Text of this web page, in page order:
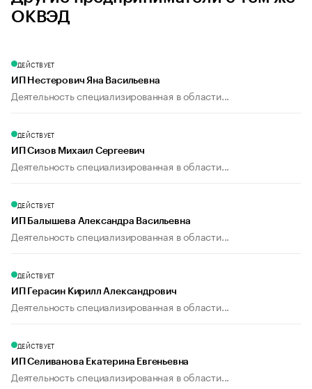
ОКВЭД
ДЕЙСТВУЕТ
ИП Нестерович Яна Васильевна
Деятельность специализированная в области...
ДЕЙСТВУЕТ
ИП Сизов Михаил Сергеевич
Деятельность специализированная в области...
ДЕЙСТВУЕТ
ИП Балышева Александра Васильевна
Деятельность специализированная в области...
ДЕЙСТВУЕТ
ИП Герасин Кирилл Александрович
Деятельность специализированная в области...
ДЕЙСТВУЕТ
ИП Селиванова Екатерина Евгеньевна
Деятельность специализированная в области...